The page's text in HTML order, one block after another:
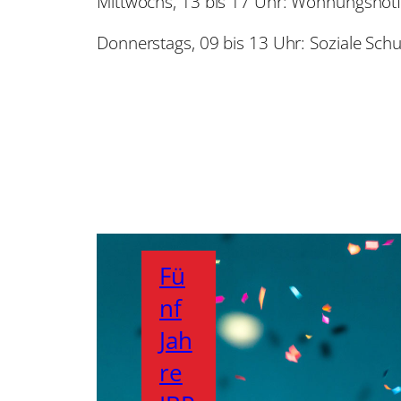
Donnerstags, 09 bis 13 Uhr: Soziale
Fü
nf
Jah
re